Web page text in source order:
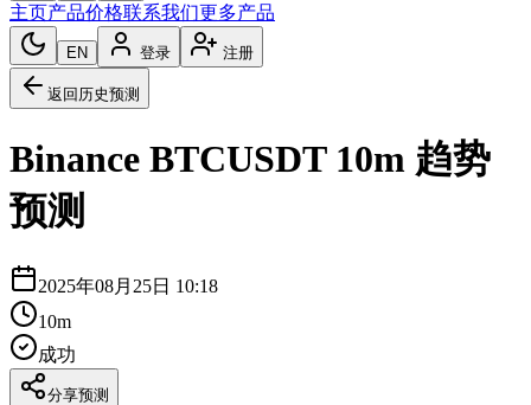
主页产品价格联系我们更多产品
EN 登录 注册
返回历史预测
Binance BTCUSDT 10m 趋势
预测
2025年08月25日 10:18
10m
成功
分享预测